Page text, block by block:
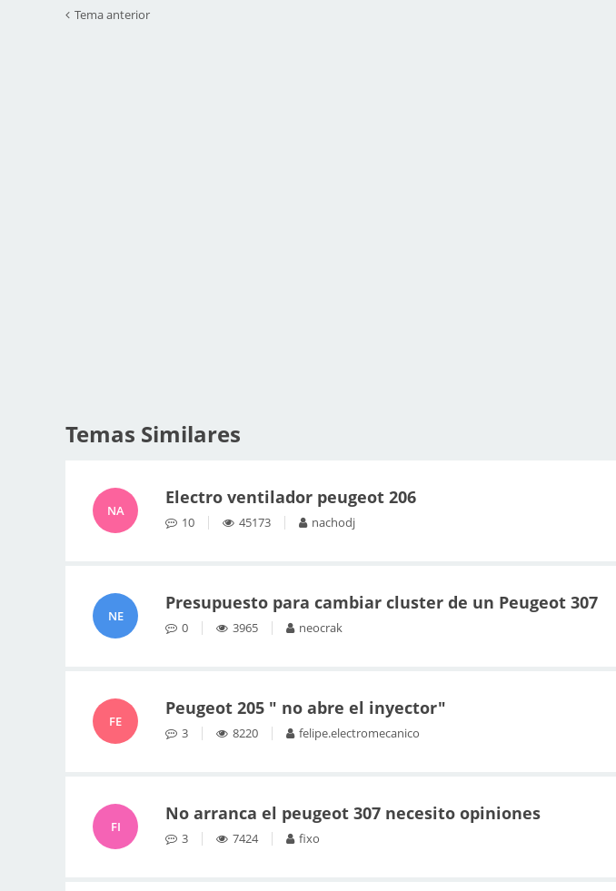
Tema anterior
Temas Similares
NA
Electro ventilador peugeot 206
10 45173 nachodj
NE
Presupuesto para cambiar cluster de un Peugeot 307
0 3965 neocrak
FE
Peugeot 205 " no abre el inyector"
3 8220 felipe.electromecanico
FI
No arranca el peugeot 307 necesito opiniones
3 7424 fixo